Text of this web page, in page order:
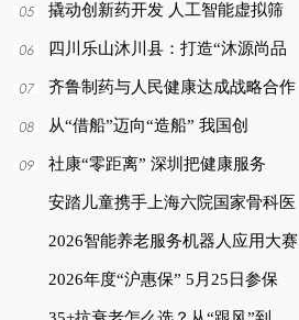
撬动创新药开发 人工智能虚拟筛
四川乐山沐川县：打造“沐源尚品
齐鲁制药与人民健康达成战略合作
从“借船”迈向“造船” 我国创
社康“零距离” 深圳把健康服务
安踏儿童携手上海六院国家骨科医
2026智能养老服务机器人应用大赛
2026年度“沪惠保” 5月25日参保